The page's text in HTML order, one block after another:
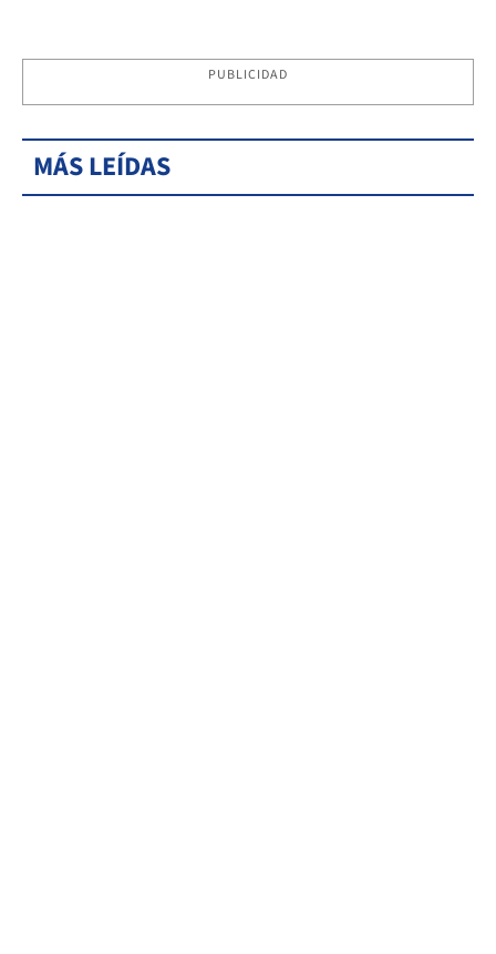
PUBLICIDAD
MÁS LEÍDAS